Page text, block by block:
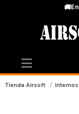
🚚
Tienda Airsoft Internos